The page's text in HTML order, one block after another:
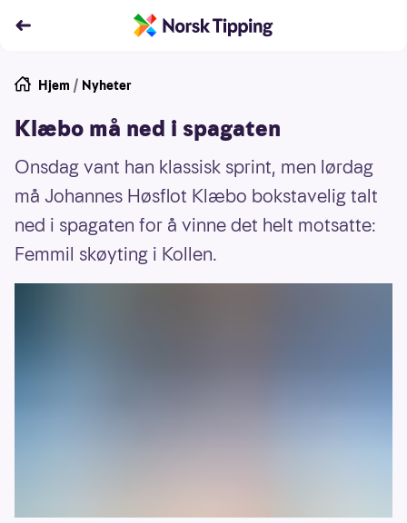
Hjem / Nyheter
Klæbo må ned i spagaten
Onsdag vant han klassisk sprint, men lørdag
må Johannes Høsflot Klæbo bokstavelig talt
ned i spagaten for å vinne det helt motsatte:
Femmil skøyting i Kollen.